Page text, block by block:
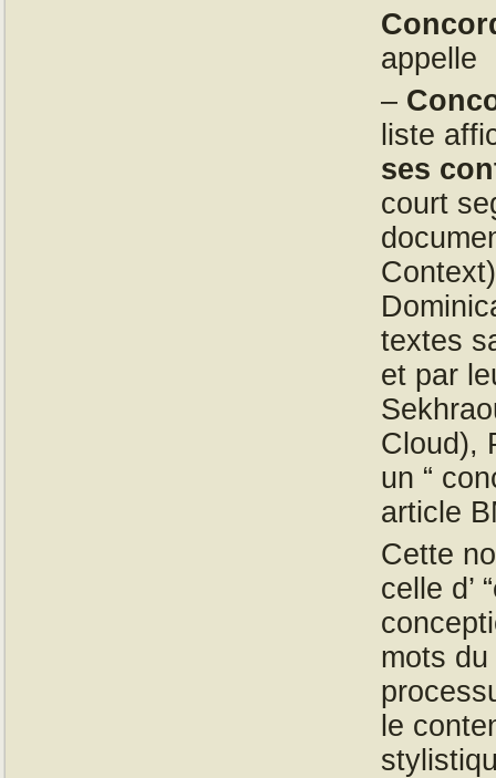
appelle
–
liste
ses
court
textes
et par
Cloud),
un “
article
Cette
celle d’
mots du
le